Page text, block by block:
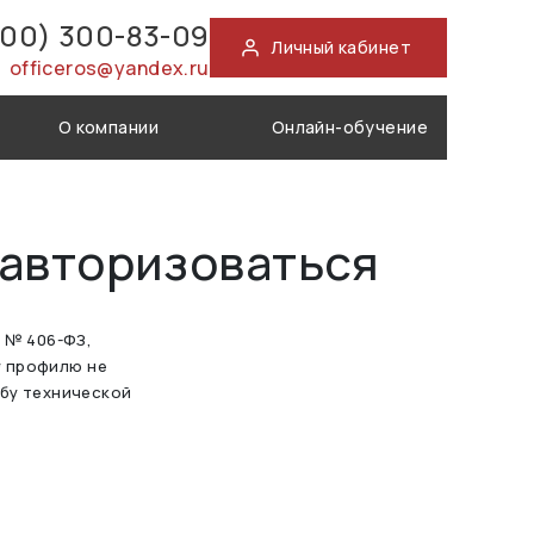
300-83-09
officeros@yandex.ru
Личный кабинет
О компании Онлайн-обучение
№ 406-ФЗ,
профилю не
технической